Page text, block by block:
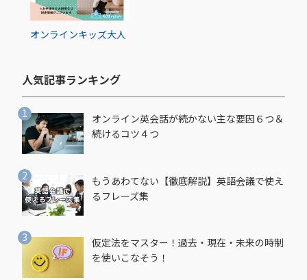
オンラインキッズ大人
人気記事ランキング​
オンライン英会話が続かない主な要因６つ＆
続けるコツ４つ
もうあわてない【徹底解説】英語会議で使え
るフレーズ集
仮定法をマスター！過去・現在・未来の時制
を使いこなそう！